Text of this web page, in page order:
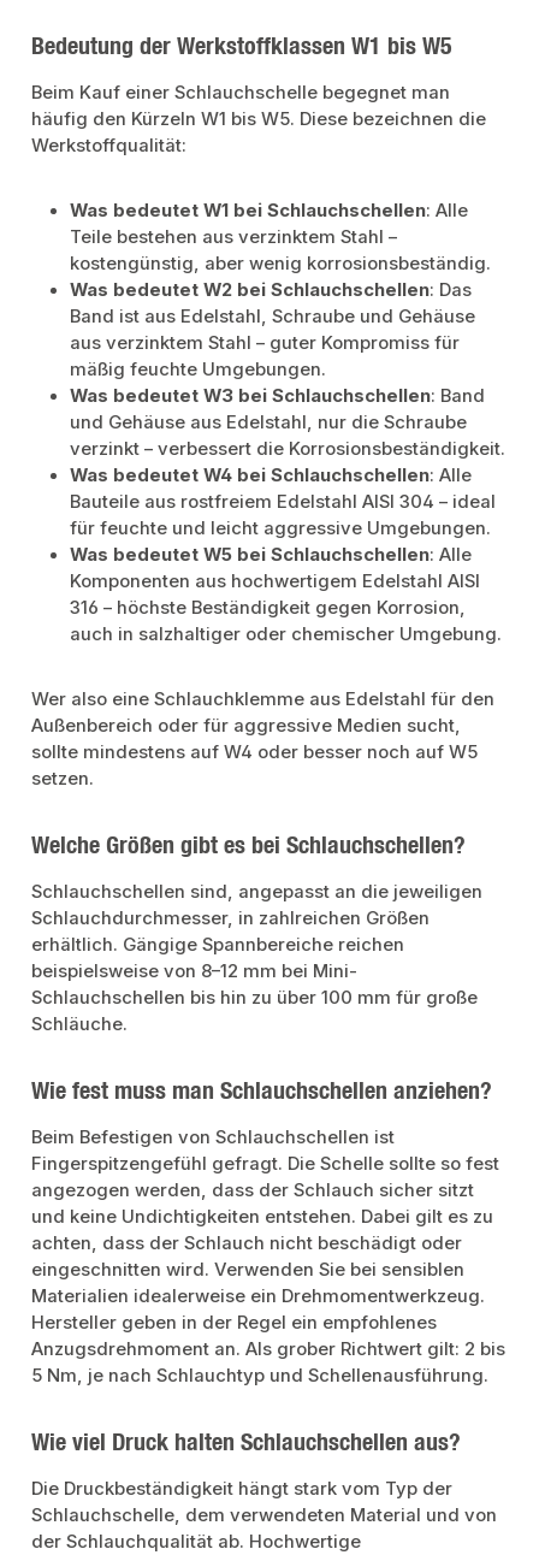
Bedeutung der Werkstoffklassen W1 bis W5
Beim Kauf einer Schlauchschelle begegnet man
häufig den Kürzeln W1 bis W5. Diese bezeichnen die
Werkstoffqualität:
Was bedeutet W1 bei Schlauchschellen: Alle
Teile bestehen aus verzinktem Stahl –
kostengünstig, aber wenig korrosionsbeständig.
Was bedeutet W2 bei Schlauchschellen: Das
Band ist aus Edelstahl, Schraube und Gehäuse
aus verzinktem Stahl – guter Kompromiss für
mäßig feuchte Umgebungen.
Was bedeutet W3 bei Schlauchschellen: Band
und Gehäuse aus Edelstahl, nur die Schraube
verzinkt – verbessert die Korrosionsbeständigkeit.
Was bedeutet W4 bei Schlauchschellen: Alle
Bauteile aus rostfreiem Edelstahl AISI 304 – ideal
für feuchte und leicht aggressive Umgebungen.
Was bedeutet W5 bei Schlauchschellen: Alle
Komponenten aus hochwertigem Edelstahl AISI
316 – höchste Beständigkeit gegen Korrosion,
auch in salzhaltiger oder chemischer Umgebung.
Wer also eine Schlauchklemme aus Edelstahl für den
Außenbereich oder für aggressive Medien sucht,
sollte mindestens auf W4 oder besser noch auf W5
setzen.
Welche Größen gibt es bei Schlauchschellen?
Schlauchschellen sind, angepasst an die jeweiligen
Schlauchdurchmesser, in zahlreichen Größen
erhältlich. Gängige Spannbereiche reichen
beispielsweise von 8–12 mm bei Mini-
Schlauchschellen bis hin zu über 100 mm für große
Schläuche.
Wie fest muss man Schlauchschellen anziehen?
Beim Befestigen von Schlauchschellen ist
Fingerspitzengefühl gefragt. Die Schelle sollte so fest
angezogen werden, dass der Schlauch sicher sitzt
und keine Undichtigkeiten entstehen. Dabei gilt es zu
achten, dass der Schlauch nicht beschädigt oder
eingeschnitten wird. Verwenden Sie bei sensiblen
Materialien idealerweise ein Drehmomentwerkzeug.
Hersteller geben in der Regel ein empfohlenes
Anzugsdrehmoment an. Als grober Richtwert gilt: 2 bis
5 Nm, je nach Schlauchtyp und Schellenausführung.
Wie viel Druck halten Schlauchschellen aus?
Die Druckbeständigkeit hängt stark vom Typ der
Schlauchschelle, dem verwendeten Material und von
der Schlauchqualität ab. Hochwertige